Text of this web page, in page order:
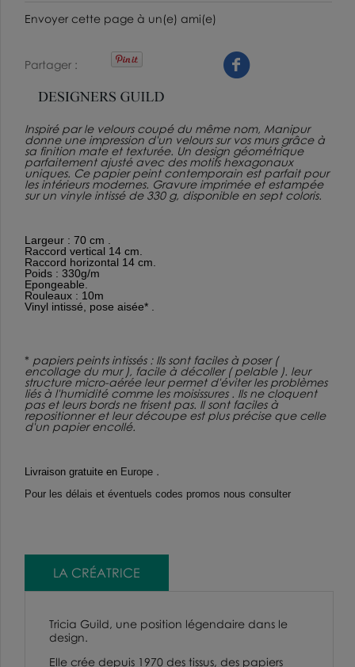
Envoyer cette page à un(e) ami(e)
Partager
Inspiré par le velours coupé du même nom, Manipur
donne une impression d'un velours sur vos murs grâce à
sa finition mate et texturée. Un design géométrique
parfaitement ajusté avec des motifs hexagonaux
uniques. Ce papier peint contemporain est parfait pour
les intérieurs modernes. Gravure imprimée et estampée
sur un vinyle intissé de 330 g, disponible en sept coloris.
Largeur : 70 cm .
Raccord vertical 14 cm.
Raccord horizontal 14 cm.
Poids : 330g/m
Epongeable.
Rouleaux : 10m
Vinyl intissé, pose aisée* .
* papiers peints intissés : Ils sont faciles à poser (
encollage du mur ), facile à décoller ( pelable ). leur
structure micro-aérée leur permet d'éviter les problèmes
liés à l'humidité comme les moisissures . Ils ne cloquent
pas et leurs bords ne frisent pas. Il sont faciles à
repositionner et leur découpe est plus précise que celle
d'un papier encollé.
Livraison gratuite en Europe .
Pour les délais et éventuels codes promos nous consulter
LA CRÉATRICE
Tricia Guild, une position légendaire dans le
design.
Elle crée depuis 1970 des tissus, des papiers